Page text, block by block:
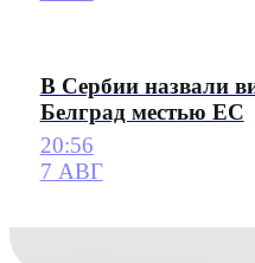
В Сербии назвали
Белград местью ЕС
20:56
7 АВГ